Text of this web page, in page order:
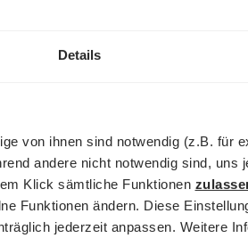
Details
von ihnen sind notwendig (z.B. für
andere nicht notwendig sind, uns
Klick sämtliche Funktionen
Funktionen ändern. Diese
jederzeit anpassen. Weitere